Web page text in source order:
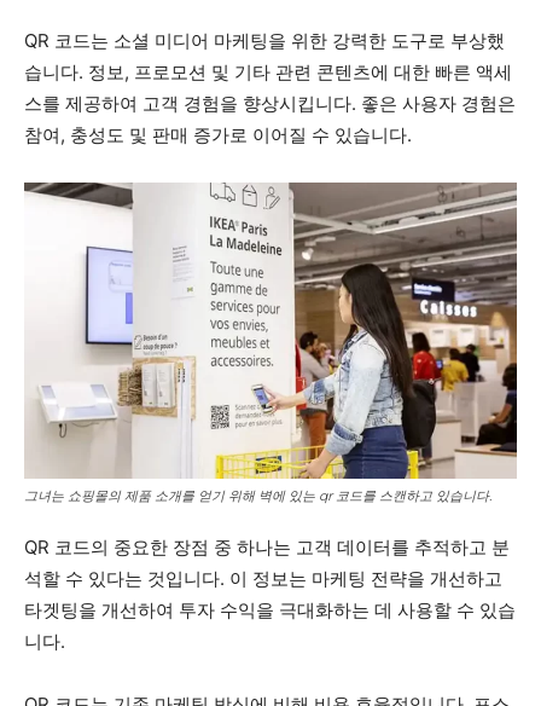
QR 코드는 소셜 미디어 마케팅을 위한 강력한 도구로 부상했
습니다. 정보, 프로모션 및 기타 관련 콘텐츠에 대한 빠른 액세
스를 제공하여 고객 경험을 향상시킵니다. 좋은 사용자 경험은
참여, 충성도 및 판매 증가로 이어질 수 있습니다.
그녀는 쇼핑몰의 제품 소개를 얻기 위해 벽에 있는 qr 코드를 스캔하고 있습니다.
QR 코드의 중요한 장점 중 하나는 고객 데이터를 추적하고 분
석할 수 있다는 것입니다. 이 정보는 마케팅 전략을 개선하고
타겟팅을 개선하여 투자 수익을 극대화하는 데 사용할 수 있습
니다.